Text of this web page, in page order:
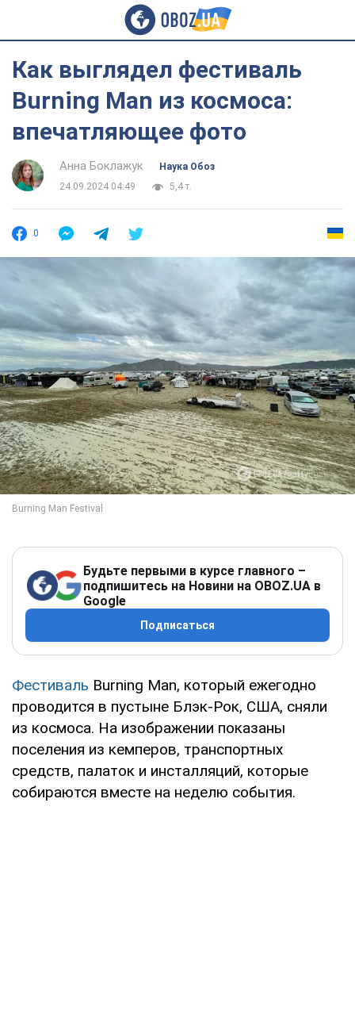
Как выглядел фестиваль
Burning Man из космоса:
впечатляющее фото
Анна Боклажук
Наука Обоз
24.09.2024 04:49
5,4 т.
0
Будьте первыми в курсе главного –
подпишитесь на Новини на OBOZ.UA в
Google
Подписаться
Фестиваль Burning Man, который ежегодно
проводится в пустыне Блэк-Рок, США, сняли
из космоса. На изображении показаны
поселения из кемперов, транспортных
средств, палаток и инсталляций, которые
собираются вместе на неделю события.